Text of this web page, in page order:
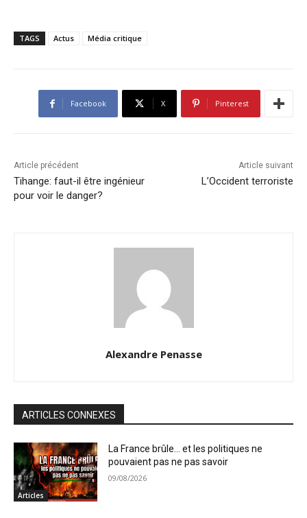
TAGS Actus Média critique
Facebook X Pinterest
Article précédent
Tihange: faut-il être ingénieur
pour voir le danger?
Article suivant
L’Occident terroriste
Alexandre Penasse
ARTICLES CONNEXES
Articles
La France brûle… et les politiques ne
pouvaient pas ne pas savoir
09/08/2026